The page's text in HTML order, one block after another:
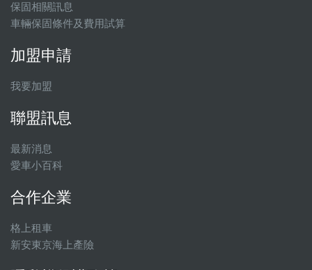
保固相關訊息
車輛保固條件及費用試算
加盟申請
我要加盟
聯盟訊息
最新消息
愛車小百科
合作企業
格上租車
新安東京海上產險